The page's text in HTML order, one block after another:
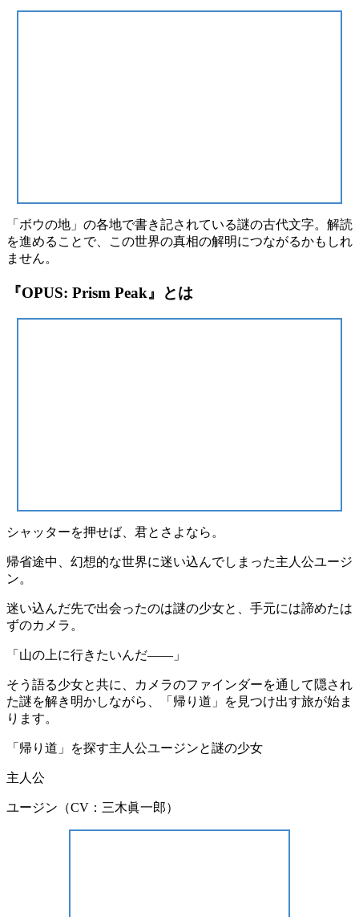
「ボウの地」の各地で書き記されている謎の古代文字。解読
を進めることで、この世界の真相の解明につながるかもしれ
ません。
『OPUS: Prism Peak』とは
シャッターを押せば、君とさよなら。
帰省途中、幻想的な世界に迷い込んでしまった主人公ユージ
ン。
迷い込んだ先で出会ったのは謎の少女と、手元には諦めたは
ずのカメラ。
「山の上に行きたいんだ——」
そう語る少女と共に、カメラのファインダーを通して隠され
た謎を解き明かしながら、「帰り道」を見つけ出す旅が始ま
ります。
「帰り道」を探す主人公ユージンと謎の少女
主人公
ユージン（CV：三木眞一郎）